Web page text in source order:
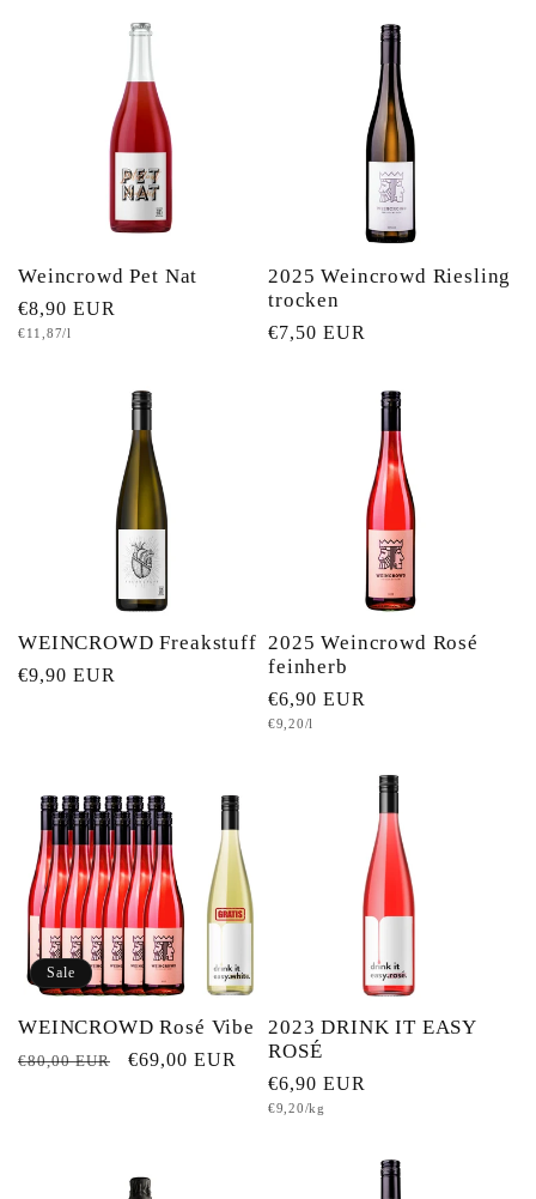
Weincrowd Pet Nat
Normaler
Preis
€8,90 EUR
Grundpreis
€11,87/l
2025 Weincrowd Riesling
trocken
Normaler
€7,50 EUR
WEINCROWD Freakstuff
Normaler
€9,90 EUR
2025 Weincrowd Rosé
feinherb
Normaler
Preis
€6,90 EUR
Grundpreis
€9,20/l
Sale
WEINCROWD Rosé Vibe
Normaler
€80,00 EUR Verkaufspreis
€69,00 EUR
2023 DRINK IT EASY
ROSÉ
Normaler
Preis
€6,90 EUR
Grundpreis
€9,20/kg